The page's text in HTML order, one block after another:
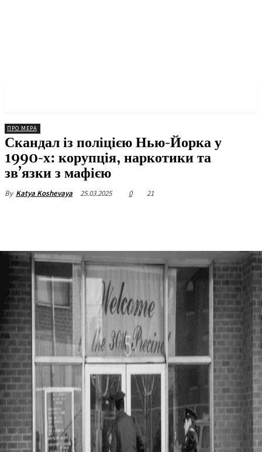
ПРО МЕРА
Скандал із поліцією Нью-Йорка у
1990-х: корупція, наркотики та
зв’язки з мафією
By Katya Koshevaya 25.03.2025 0 21